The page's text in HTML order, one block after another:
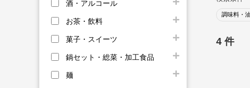
酒・アルコール
お茶・飲料
菓子・スイーツ
鍋セット・総菜・加工食品
麺
調味料・油
4 件